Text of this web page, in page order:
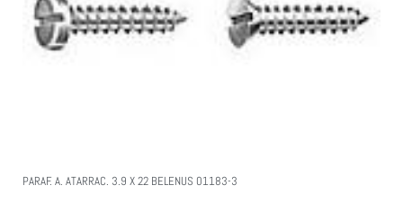
PARAF. A. ATARRAC. 3.9 X 22 BELENUS 01183-3